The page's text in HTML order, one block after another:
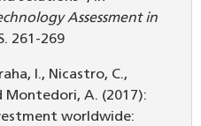
Assessment in
261-269
I., Nicastro, C.,
Montedori, A. (2017):
worldwide: